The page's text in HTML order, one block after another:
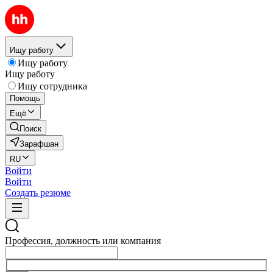
Ищу работу
Ищу работу
Ищу работу
Ищу сотрудника
Помощь
Ещё
Поиск
Зарафшан
RU
Войти
Войти
Создать резюме
Профессия, должность или компания